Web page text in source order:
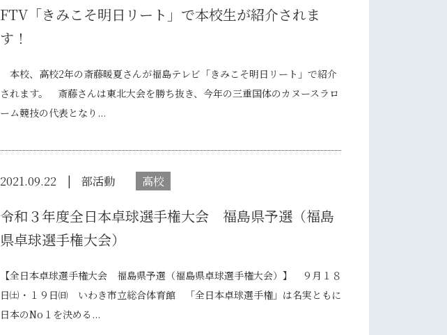
FTV「きみこそ明日リート」で本校生が紹介されま
す！
本校、高校2年の斎藤暖夏さんが福島テレビ「きみこそ明日リート」で紹介
されます。 斎藤さんは東北大会を勝ち抜き、今年の三重国体のカヌースラロ
ーム競技の代表となり...
2021.09.22 部活動 高校
令和３年度全日本卓球選手権大会 福島県予選（福島
県卓球選手権大会）
【全日本卓球選手権大会 福島県予選（福島県卓球選手権大会）】 ９月１８
日㈯・１９日㈰ いわき市立総合体育館 「全日本卓球選手権」は名実ともに
日本のNo１を決める...